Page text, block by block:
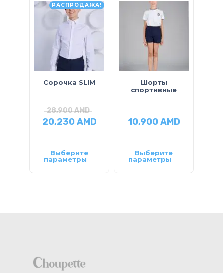
РАСПРОДАЖА!
Сорочка SLIM
28,900AMD
20,230AMD
Выберите
параметры
Шорты
спортивные
10,900AMD
Выберите
параметры